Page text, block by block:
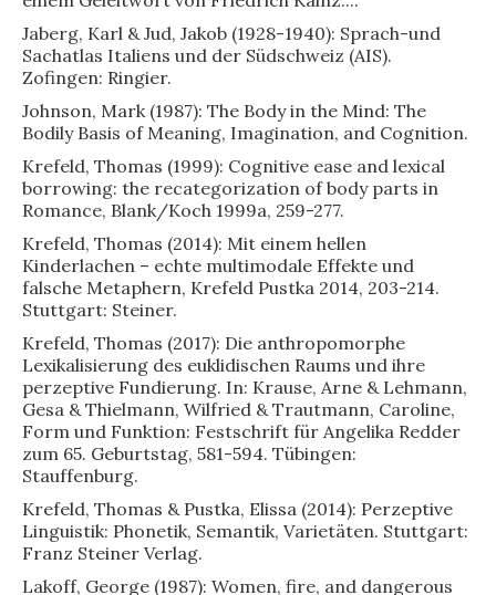
Jaberg, Karl & Jud, Jakob (1928-1940): Sprach-und
Sachatlas Italiens und der Südschweiz (AIS).
Zofingen: Ringier.
Johnson, Mark (1987): The Body in the Mind: The
Bodily Basis of Meaning, Imagination, and Cognition.
Krefeld, Thomas (1999): Cognitive ease and lexical
borrowing: the recategorization of body parts in
Romance, Blank/Koch 1999a, 259-277.
Krefeld, Thomas (2014): Mit einem hellen
Kinderlachen – echte multimodale Effekte und
falsche Metaphern, Krefeld Pustka 2014, 203-214.
Stuttgart: Steiner.
Krefeld, Thomas (2017): Die anthropomorphe
Lexikalisierung des euklidischen Raums und ihre
perzeptive Fundierung. In: Krause, Arne & Lehmann,
Gesa & Thielmann, Wilfried & Trautmann, Caroline,
Form und Funktion: Festschrift für Angelika Redder
zum 65. Geburtstag, 581-594. Tübingen:
Stauffenburg.
Krefeld, Thomas & Pustka, Elissa (2014): Perzeptive
Linguistik: Phonetik, Semantik, Varietäten. Stuttgart:
Franz Steiner Verlag.
Lakoff, George (1987): Women, fire, and dangerous